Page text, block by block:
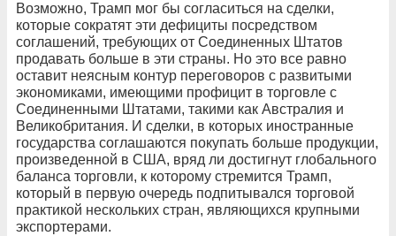
Возможно, Трамп мог бы согласиться на сделки,
которые сократят эти дефициты посредством
соглашений, требующих от Соединенных Штатов
продавать больше в эти страны. Но это все равно
оставит неясным контур переговоров с развитыми
экономиками, имеющими профицит в торговле с
Соединенными Штатами, такими как Австралия и
Великобритания. И сделки, в которых иностранные
государства соглашаются покупать больше продукции,
произведенной в США, вряд ли достигнут глобального
баланса торговли, к которому стремится Трамп,
который в первую очередь подпитывался торговой
практикой нескольких стран, являющихся крупными
экспортерами.